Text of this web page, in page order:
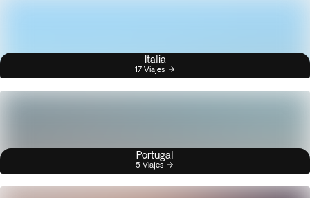
Italia
17 Viajes
Portugal
5 Viajes